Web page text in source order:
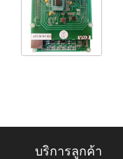
บริการลูกค้า